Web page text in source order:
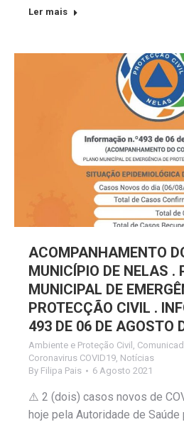
Ler mais
ACOMPANHAMENTO
MUNICÍPIO DE NELAS .
MUNICIPAL DE
PROTECÇÃO CIVIL .
493 DE 06 DE AGOSTO
Ambiente e Proteção Civil
Coronavirus COVID19 Notícias
By Filipa Pais 6 Agosto 2021
⚠️ 2 (dois) casos novos de
hoje pela Autoridade de